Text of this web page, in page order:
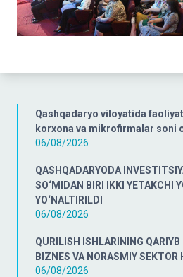
Qashqadaryo viloyatida
korxona va mikrofirmalar soni
06/08/2026
QASHQADARYODA
SO‘MIDAN BIRI IKKI YETAKCHI
YO‘NALTIRILDI
06/08/2026
QURILISH ISHLARINING
BIZNES VA NORASMIY SEKTOR
06/08/2026